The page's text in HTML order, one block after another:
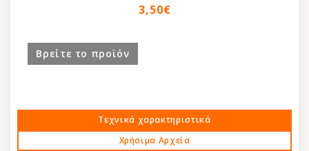
3,50€
Βρείτε το προϊόν
Τεχνικά χαρακτηριστικά
Χρήσιμα Αρχεία